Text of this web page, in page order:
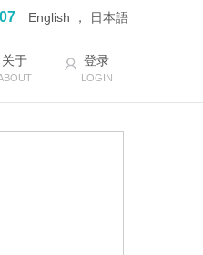
English ， 日本語
关于 登录
LOGIN